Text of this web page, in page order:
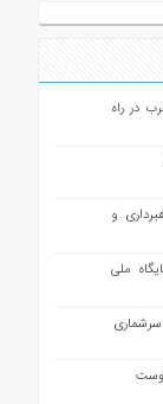
در راه
و
ملی
سرشماری